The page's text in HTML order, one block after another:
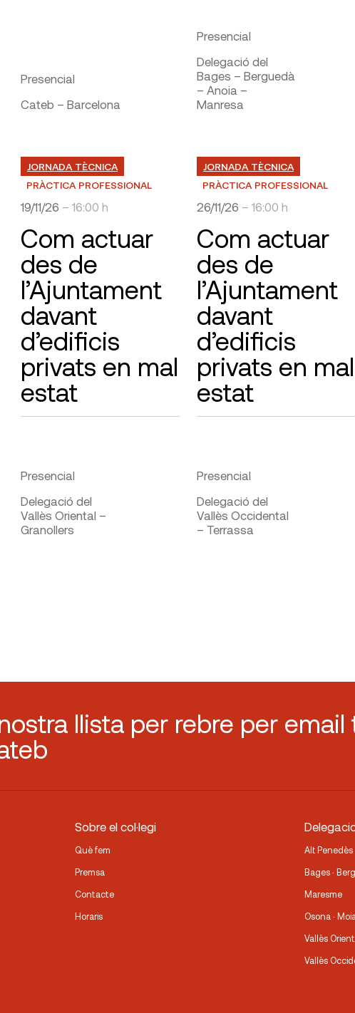
Presencial
Cateb – Barcelona
Presencial
Delegació del
Bages – Berguedà
– Anoia –
Manresa
JORNADA TÈCNICA
PRÀCTICA PROFESSIONAL
19/11/26 – 16:00 h
Com actuar
des de
l’Ajuntament
davant
d’edificis
privats en mal
estat
Presencial
Delegació del
Vallès Oriental –
Granollers
JORNADA TÈCNICA
PRÀCTICA PROFESSIONAL
26/11/26 – 16:00 h
Com actuar
des de
l’Ajuntament
davant
d’edificis
privats en mal
estat
Presencial
Delegació del
Vallès Occidental
– Terrassa
llista per rebre per email
Sobre el col·legi
Què fem
Premsa
Contacte
Horaris
Alt Penedès
Bages ·
Maresme
Osona ·
Vallès
Vallès